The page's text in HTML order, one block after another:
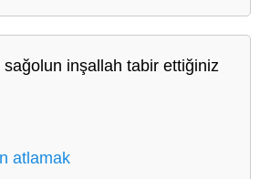
inşallah tabir ettiğiniz
atlamak